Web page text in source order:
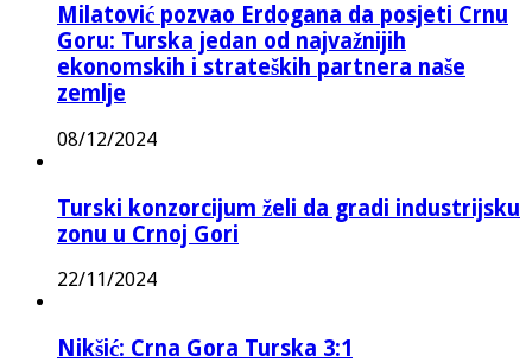
Milatović pozvao Erdogana da posjeti Crnu
Goru: Turska jedan od najvažnijih
ekonomskih i strateških partnera naše
zemlje
08/12/2024
Turski konzorcijum želi da gradi industrijsku
zonu u Crnoj Gori
22/11/2024
Nikšić: Crna Gora Turska 3:1